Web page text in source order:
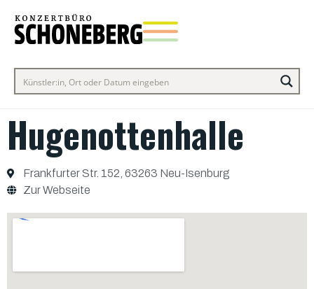
Hugenottenhalle
Frankfurter Str. 152, 63263 Neu-Isenburg
Zur Webseite